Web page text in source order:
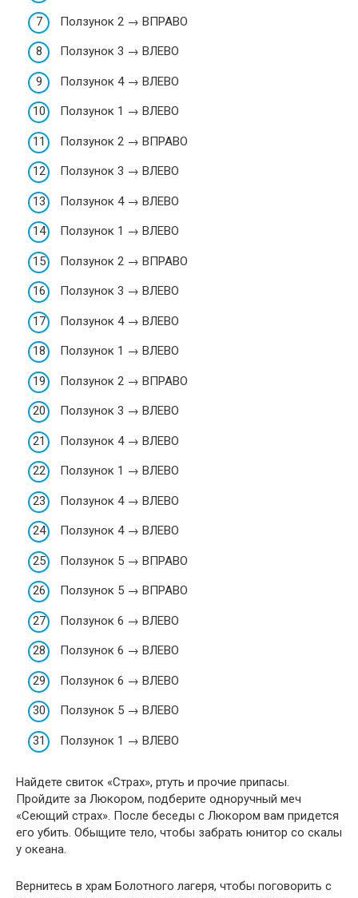
Ползунок 2 → ВПРАВО
Ползунок 3 → ВЛЕВО
Ползунок 4 → ВЛЕВО
Ползунок 1 → ВЛЕВО
Ползунок 2 → ВПРАВО
Ползунок 3 → ВЛЕВО
Ползунок 4 → ВЛЕВО
Ползунок 1 → ВЛЕВО
Ползунок 2 → ВПРАВО
Ползунок 3 → ВЛЕВО
Ползунок 4 → ВЛЕВО
Ползунок 1 → ВЛЕВО
Ползунок 2 → ВПРАВО
Ползунок 3 → ВЛЕВО
Ползунок 4 → ВЛЕВО
Ползунок 1 → ВЛЕВО
Ползунок 4 → ВЛЕВО
Ползунок 4 → ВЛЕВО
Ползунок 5 → ВПРАВО
Ползунок 5 → ВПРАВО
Ползунок 6 → ВЛЕВО
Ползунок 6 → ВЛЕВО
Ползунок 6 → ВЛЕВО
Ползунок 5 → ВЛЕВО
Ползунок 1 → ВЛЕВО
Найдете свиток «Страх», ртуть и прочие припасы.
Пройдите за Люкором, подберите одноручный меч
«Сеющий страх». После беседы с Люкором вам придется
его убить. Обыщите тело, чтобы забрать юнитор со скалы
у океана.
Вернитесь в храм Болотного лагеря, чтобы поговорить с